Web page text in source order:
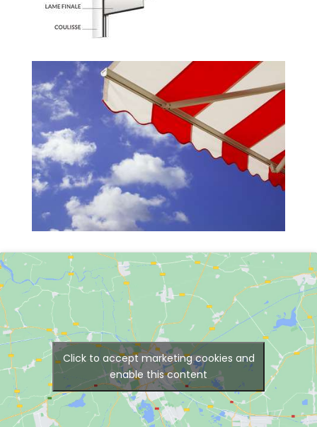
Click to accept marketing cookies and
enable this content